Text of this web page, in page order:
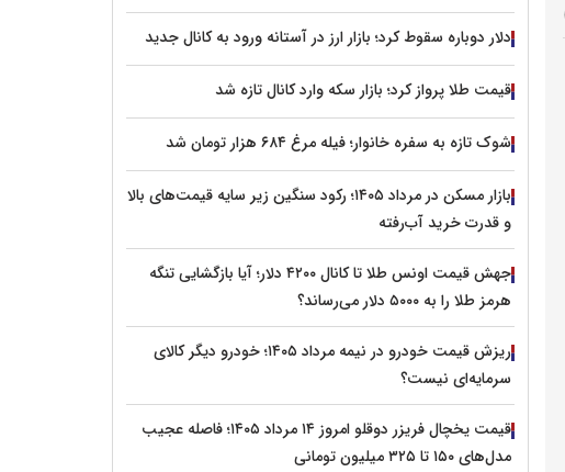
دلار دوباره سقوط کرد؛ بازار ارز در آستانه ورود به کانال جدید
قیمت طلا پرواز کرد؛ بازار سکه وارد کانال تازه شد
شوک تازه به سفره خانوار؛ فیله مرغ ۶۸۴ هزار تومان شد
بازار مسکن در مرداد ۱۴۰۵؛ رکود سنگین زیر سایه قیمت‌های بالا
و قدرت خرید آب‌رفته
جهش قیمت اونس طلا تا کانال ۴۲۰۰ دلار؛ آیا بازگشایی تنگه
هرمز طلا را به ۵۰۰۰ دلار می‌رساند؟
ریزش قیمت خودرو در نیمه مرداد ۱۴۰۵؛ خودرو دیگر کالای
سرمایه‌ای نیست؟
قیمت یخچال فریزر دوقلو امروز ۱۴ مرداد ۱۴۰۵؛ فاصله عجیب
مدل‌های ۱۵۰ تا ۳۲۵ میلیون تومانی